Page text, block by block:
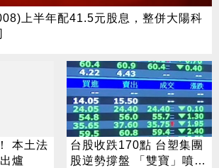
上半年配41.5元股息，整併大陽科
本土法
爐
台股收跌170點 台塑集團
股逆勢撐盤 「雙寶」噴